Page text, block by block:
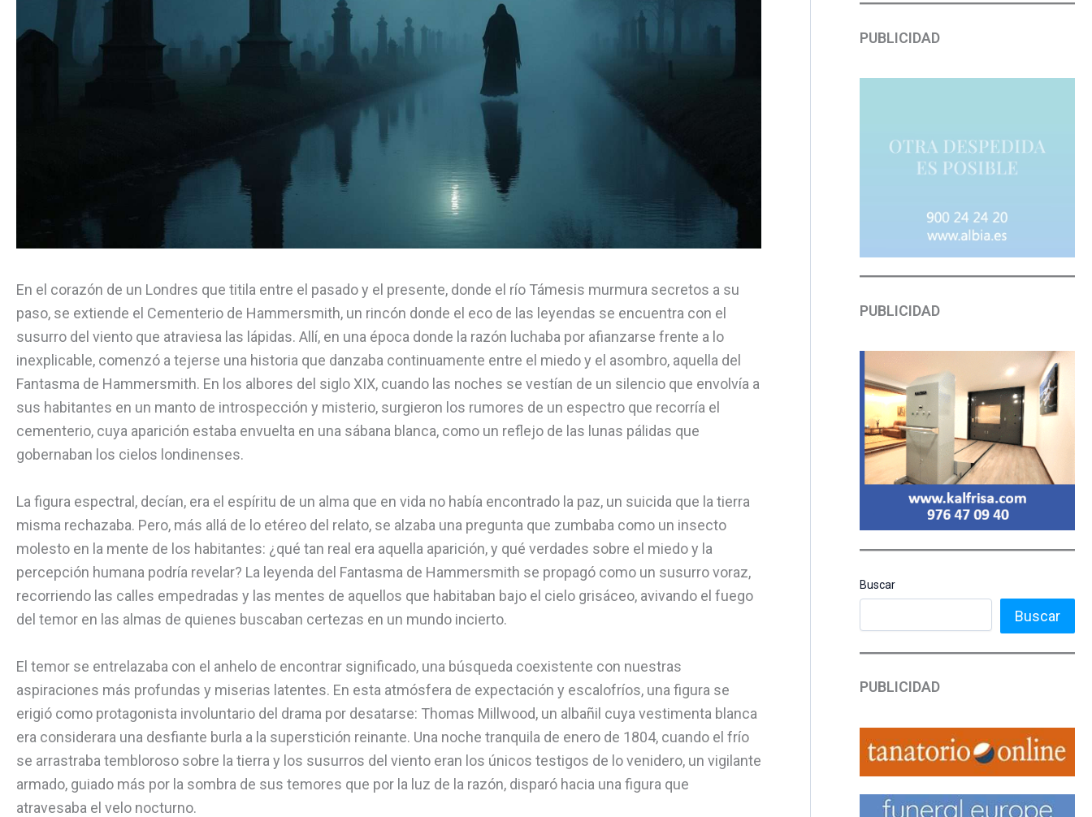
En el corazón de un Londres que titila entre el pasado y el presente, donde el río Támesis murmura secretos a su
paso, se extiende el Cementerio de Hammersmith, un rincón donde el eco de las leyendas se encuentra con el
susurro del viento que atraviesa las lápidas. Allí, en una época donde la razón luchaba por afianzarse frente a lo
inexplicable, comenzó a tejerse una historia que danzaba continuamente entre el miedo y el asombro, aquella del
Fantasma de Hammersmith. En los albores del siglo XIX, cuando las noches se vestían de un silencio que envolvía a
sus habitantes en un manto de introspección y misterio, surgieron los rumores de un espectro que recorría el
cementerio, cuya aparición estaba envuelta en una sábana blanca, como un reflejo de las lunas pálidas que
gobernaban los cielos londinenses.
La figura espectral, decían, era el espíritu de un alma que en vida no había encontrado la paz, un suicida que la tierra
misma rechazaba. Pero, más allá de lo etéreo del relato, se alzaba una pregunta que zumbaba como un insecto
molesto en la mente de los habitantes: ¿qué tan real era aquella aparición, y qué verdades sobre el miedo y la
percepción humana podría revelar? La leyenda del Fantasma de Hammersmith se propagó como un susurro voraz,
recorriendo las calles empedradas y las mentes de aquellos que habitaban bajo el cielo grisáceo, avivando el fuego
del temor en las almas de quienes buscaban certezas en un mundo incierto.
El temor se entrelazaba con el anhelo de encontrar significado, una búsqueda coexistente con nuestras
aspiraciones más profundas y miserias latentes. En esta atmósfera de expectación y escalofríos, una figura se
erigió como protagonista involuntario del drama por desatarse: Thomas Millwood, un albañil cuya vestimenta blanca
era considerara una desfiante burla a la superstición reinante. Una noche tranquila de enero de 1804, cuando el frío
se arrastraba tembloroso sobre la tierra y los susurros del viento eran los únicos testigos de lo venidero, un vigilante
armado, guiado más por la sombra de sus temores que por la luz de la razón, disparó hacia una figura que
atravesaba el velo nocturno.
PUBLICIDAD
PUBLICIDAD
Buscar
Buscar
PUBLICIDAD